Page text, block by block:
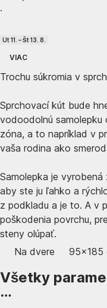
·
Ut 11. – Št 13. 8.
VIAC
Trochu súkromia v
Sprchovací kút bude
vodoodolnú samolepku
zóna, a to napríklad v
vaša rodina ako
Samolepka je
aby ste ju ľahko a
z podkladu a je to. A v
poškodenia povrchu,
steny olúpať.
Na dvere
95x185
Všetky
…